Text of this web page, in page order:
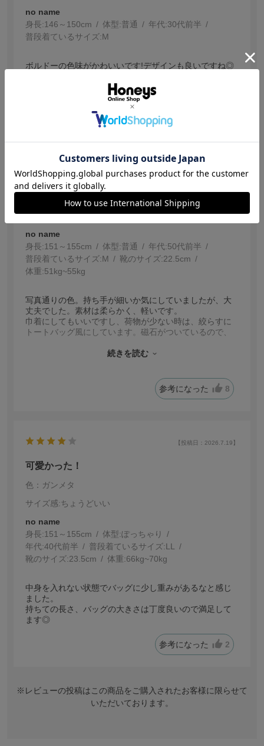
no name
身長:146～150cm 体型:普通 年代:30代前半
普段着ているサイズ:M
ボルドーの色味がかわいいです!デザインも良いですね◎
【投稿日：2026.7.29】
思っていたよりよかった
サイズ感:ちょうどいい
no name
身長:151～155cm 体型:普通 年代:50代前半
普段着ているサイズ:M 靴のサイズ:22.5cm
体重:51kg~55kg
写真通りの色。持ち手が細いか気にしていましたが、大
丈夫でした。素材は柔らかく、軽いです。
巾着にしてもいいですし、荷物が少ない時は、絞らすに
トートバッグ風にしています。磁石がついているので、
低身長ですが、サイズ感も丁度いいです。幅広い年代
続きを読む
参考になった 8
【投稿日：2026.7.19】
可愛かった！
色：ガンメタ
サイズ感:ちょうどいい
no name
身長:151～155cm 体型:ぽっちゃり
年代:40代前半 普段着ているサイズ:LL
靴のサイズ:23.5cm 体重:66kg~70kg
中身を入れない状態でバッグに少し重みがあるなと感じ
ました。
持ちての長さ、バッグの大きさは丁度良いので満足して
ます◎
参考になった 2
※レビューの投稿はこの商品をご購入されたお客様に限らせて
いただいております。